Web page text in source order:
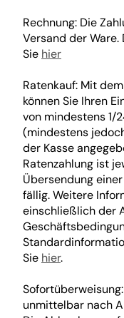
Rechnung: Die
Versand der
Sie hier
Ratenkauf: Mit
können Sie Ihren
von mindestens 1/
(mindestens
der Kasse
Ratenzahlung ist
Übersendung
fällig. Weitere
einschließlich der
Sie hier.
unmittelbar nach